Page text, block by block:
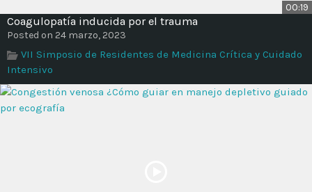
00:19
Coagulopatía inducida por el trauma
Posted on 24 marzo, 2023
VII Simposio de Residentes de Medicina Crítica y Cuidado
Intensivo